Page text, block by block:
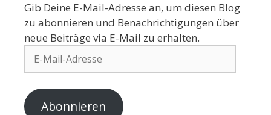
Gib Deine E-Mail-Adresse an, um diesen Blog
zu abonnieren und Benachrichtigungen über
neue Beiträge via E-Mail zu erhalten.
Abonnieren